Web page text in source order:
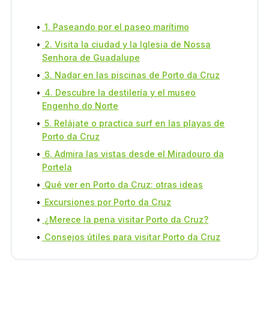
1. Paseando por el paseo marítimo
2. Visita la ciudad y la Iglesia de Nossa
Senhora de Guadalupe
3. Nadar en las piscinas de Porto da Cruz
4. Descubre la destilería y el museo
Engenho do Norte
5. Relájate o practica surf en las playas de
Porto da Cruz
6. Admira las vistas desde el Miradouro da
Portela
Qué ver en Porto da Cruz: otras ideas
Excursiones por Porto da Cruz
¿Merece la pena visitar Porto da Cruz?
Consejos útiles para visitar Porto da Cruz